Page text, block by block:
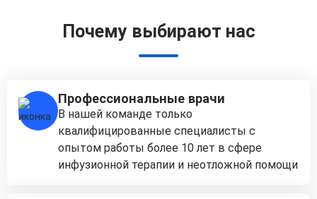
Почему выбирают нас
Профессиональные врачи
В нашей команде только
квалифицированные специалисты с
опытом работы более 10 лет в сфере
инфузионной терапии и неотложной помощи